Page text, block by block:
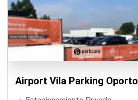
Airport Vila Parking Oporto